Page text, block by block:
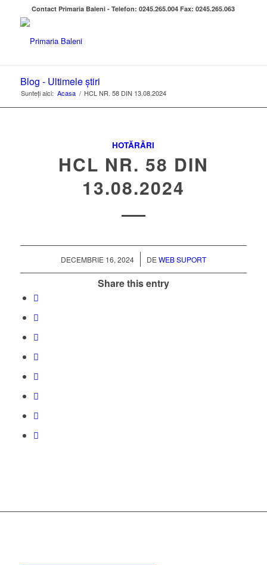
Contact Primaria Baleni - Telefon: 0245.265.004 Fax: 0245.265.063
Blog - Ultimele știri
Sunteți aici: Acasa / HCL NR. 58 DIN 13.08.2024
HOTĂRÂRI
HCL NR. 58 DIN
13.08.2024
DECEMBRIE 16, 2024
/ DEWEB SUPORT
Share this entry